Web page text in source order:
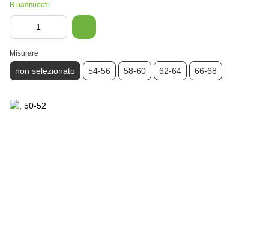
В наявності
Misurare
non selezionato 54-56 58-60 62-64 66-68